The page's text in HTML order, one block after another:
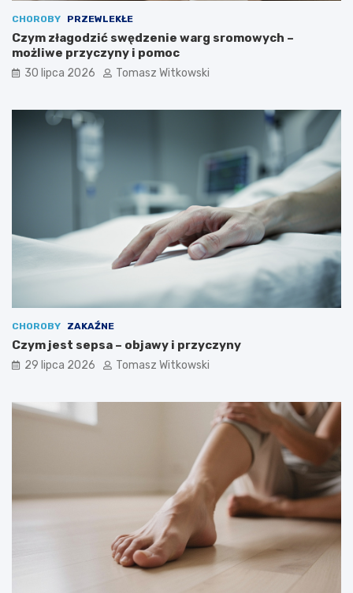
CHOROBY PRZEWLEKŁE
Czym złagodzić swędzenie warg sromowych –
możliwe przyczyny i pomoc
30 lipca 2026 Tomasz Witkowski
CHOROBY ZAKAŹNE
Czym jest sepsa – objawy i przyczyny
29 lipca 2026 Tomasz Witkowski